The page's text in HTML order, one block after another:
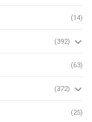
(14)
(392)
(63)
(372)
(25)